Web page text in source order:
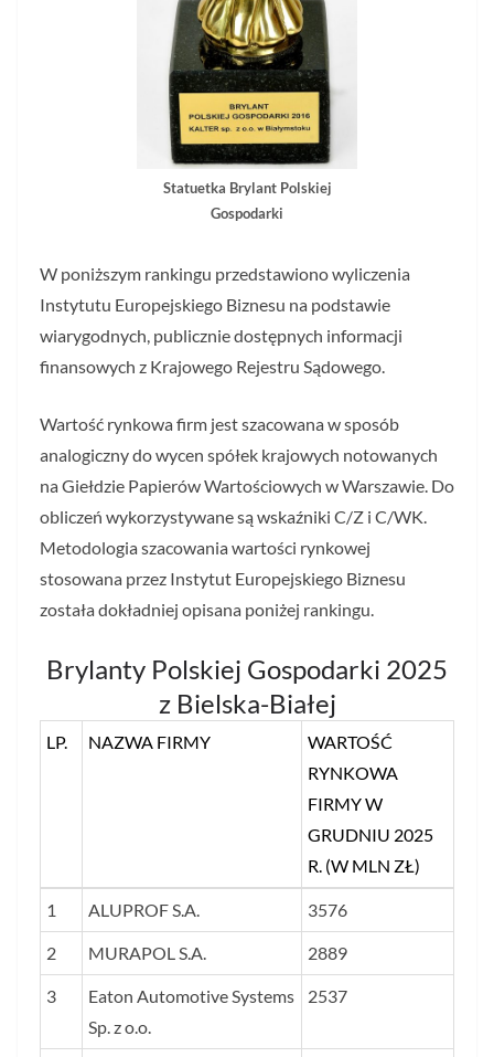
Statuetka Brylant Polskiej
Gospodarki
W poniższym rankingu przedstawiono wyliczenia
Instytutu Europejskiego Biznesu na podstawie
wiarygodnych, publicznie dostępnych informacji
finansowych z Krajowego Rejestru Sądowego.
Wartość rynkowa firm jest szacowana w sposób
analogiczny do wycen spółek krajowych notowanych
na Giełdzie Papierów Wartościowych w Warszawie. Do
obliczeń wykorzystywane są wskaźniki C/Z i C/WK.
Metodologia szacowania wartości rynkowej
stosowana przez Instytut Europejskiego Biznesu
została dokładniej opisana poniżej rankingu.
Brylanty Polskiej Gospodarki 2025
z Bielska-Białej
LP. NAZWA FIRMY
WARTOŚĆ
RYNKOWA
FIRMY W
GRUDNIU 2025
R. (W MLN ZŁ)
LP.
NAZWA FIRMY
WARTOŚĆ
RYNKOWA
FIRMY W
GRUDNIU 2025
1 ALUPROF S.A. 3576
2 MURAPOL S.A. 2889
3
Eaton Automotive Systems
Sp. z o.o.
2537